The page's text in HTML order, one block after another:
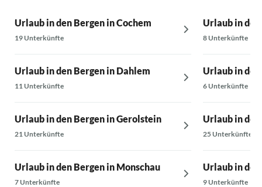
Urlaub in den Bergen in Cochem
19 Unterkünfte
Urlaub in den Bergen in Dahlem
11 Unterkünfte
Urlaub in den Bergen in Gerolstein
21 Unterkünfte
Urlaub in den Bergen in Monschau
7 Unterkünfte
Urlaub in
8 Unterkünfte
Urlaub in
6 Unterkünfte
Urlaub in
25 Unterkünfte
Urlaub in
9 Unterkünfte